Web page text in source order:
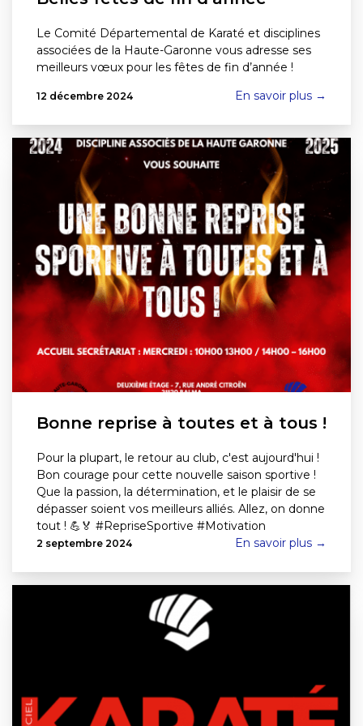
Le Comité Départemental de Karaté et disciplines
associées de la Haute-Garonne vous adresse ses
meilleurs vœux pour les fêtes de fin d’année !
12 décembre 2024 En savoir plus →
Bonne reprise à toutes et à tous !
Pour la plupart, le retour au club, c'est aujourd'hui !
Bon courage pour cette nouvelle saison sportive !
Que la passion, la détermination, et le plaisir de se
dépasser soient vos meilleurs alliés. Allez, on donne
tout ! 💪🏅 #RepriseSportive #Motivation
2 septembre 2024 En savoir plus →